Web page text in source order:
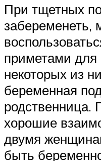
При тщетных
забеременеть,
приметами для
некоторых из
беременная
родственница.
хорошие
двумя
быть